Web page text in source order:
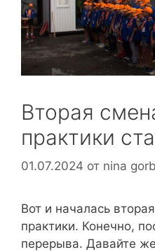
Вторая
практики
01.07.2024 от nina
Вот и началась
практики. Конечно,
перерыва. Давайте